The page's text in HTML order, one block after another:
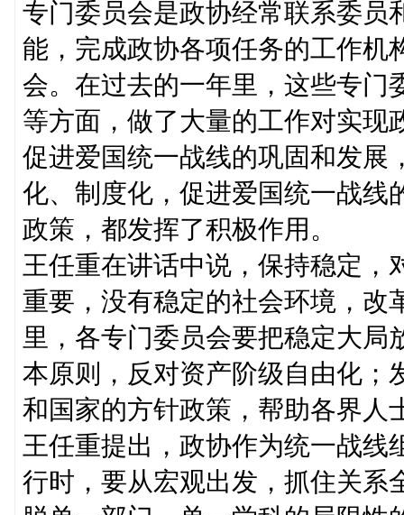
专门委员会是政协经常联系委员
能，完成政协各项任务的工作机
会。在过去的一年里，这些专门
等方面，做了大量的工作对实现
促进爱国统一战线的巩固和发展
化、制度化，促进爱国统一战线
政策，都发挥了积极作用。
王任重在讲话中说，保持稳定，
重要，没有稳定的社会环境，改
里，各专门委员会要把稳定大局
本原则，反对资产阶级自由化；
和国家的方针政策，帮助各界人
王任重提出，政协作为统一战线
行时，要从宏观出发，抓住关系